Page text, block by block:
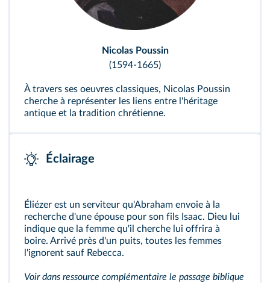
Nicolas Poussin
(1594-1665)
À travers ses oeuvres classiques, Nicolas Poussin
cherche à représenter les liens entre l'héritage
antique et la tradition chrétienne.
Éclairage
Éliézer est un serviteur qu'Abraham envoie à la
recherche d'une épouse pour son fils Isaac. Dieu lui
indique que la femme qu'il cherche lui offrira à
boire. Arrivé près d'un puits, toutes les femmes
l'ignorent sauf Rebecca.
Voir dans ressource complémentaire le passage biblique